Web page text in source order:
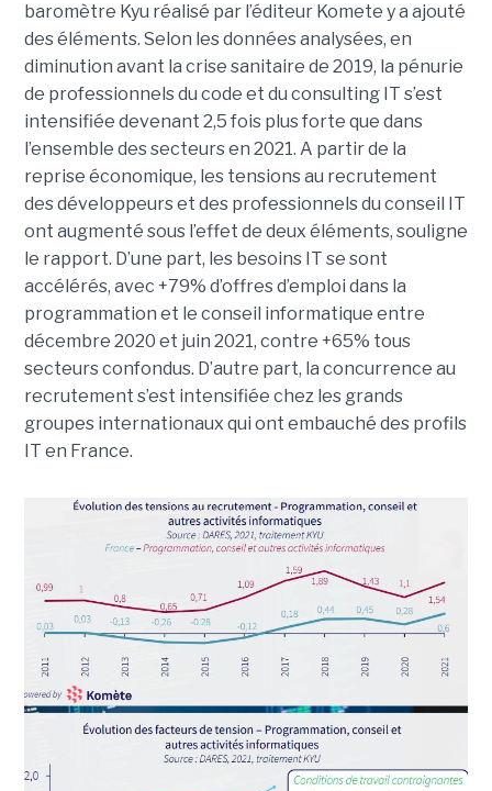
baromètre Kyu réalisé par l’éditeur Komete y a ajouté
des éléments. Selon les données analysées, en
diminution avant la crise sanitaire de 2019, la pénurie
de professionnels du code et du consulting IT s’est
intensifiée devenant 2,5 fois plus forte que dans
l’ensemble des secteurs en 2021. A partir de la
reprise économique, les tensions au recrutement
des développeurs et des professionnels du conseil IT
ont augmenté sous l’effet de deux éléments, souligne
le rapport. D’une part, les besoins IT se sont
accélérés, avec +79% d’offres d’emploi dans la
programmation et le conseil informatique entre
décembre 2020 et juin 2021, contre +65% tous
secteurs confondus. D’autre part, la concurrence au
recrutement s’est intensifiée chez les grands
groupes internationaux qui ont embauché des profils
IT en France.